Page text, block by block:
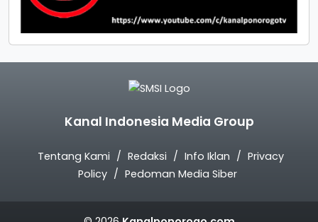
Kanal Indonesia Media Group
Tentang Kami Redaksi Info Iklan
Privacy
Policy
Pedoman Media Siber